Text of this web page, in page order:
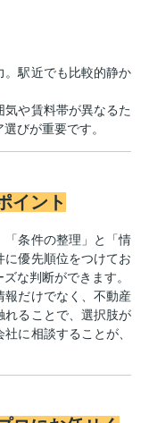
。駅近でも比較的静か
や賃料帯が異なるた
びが重要です。
イント
「条件の整理」と「情
優先順位をつけてお
な判断ができます。
報だけでなく、不動産
れることで、選択肢が
に相談することが、